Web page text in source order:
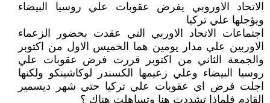
الاتحاد الاوروبي يفرض عقوبات علي روسيا البيضاء
ويؤجلها علي تركيا
اجتماعات الاتحاد الاوربي التي عقدت بحضور الزعماء
الاوربين علي مدار يومين هما الخميس الاول من اكتوبر
والجمعة الثاني من اكتوبر قررت فرض عقوبات علي
روسيا البيضاء وعلي زعيمها الكسندر لوكاشينكو ولكنها
اجلت فرض اي عقوبات علي تركيا حتي شهر ديسمير
القادم فلماذا تشددت هنا وتساهلت هناك ؟